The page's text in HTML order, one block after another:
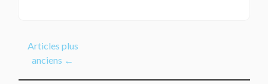
photos
Articles plus
anciens ←